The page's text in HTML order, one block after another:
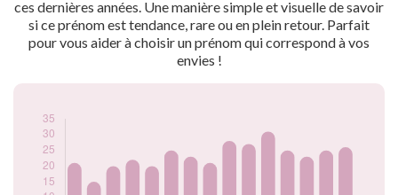
ces dernières années. Une manière simple et visuelle de savoir
si ce prénom est tendance, rare ou en plein retour. Parfait
pour vous aider à choisir un prénom qui correspond à vos
envies !
2013
22
2014
20
2015
25
2019
2020
2021
25
2022